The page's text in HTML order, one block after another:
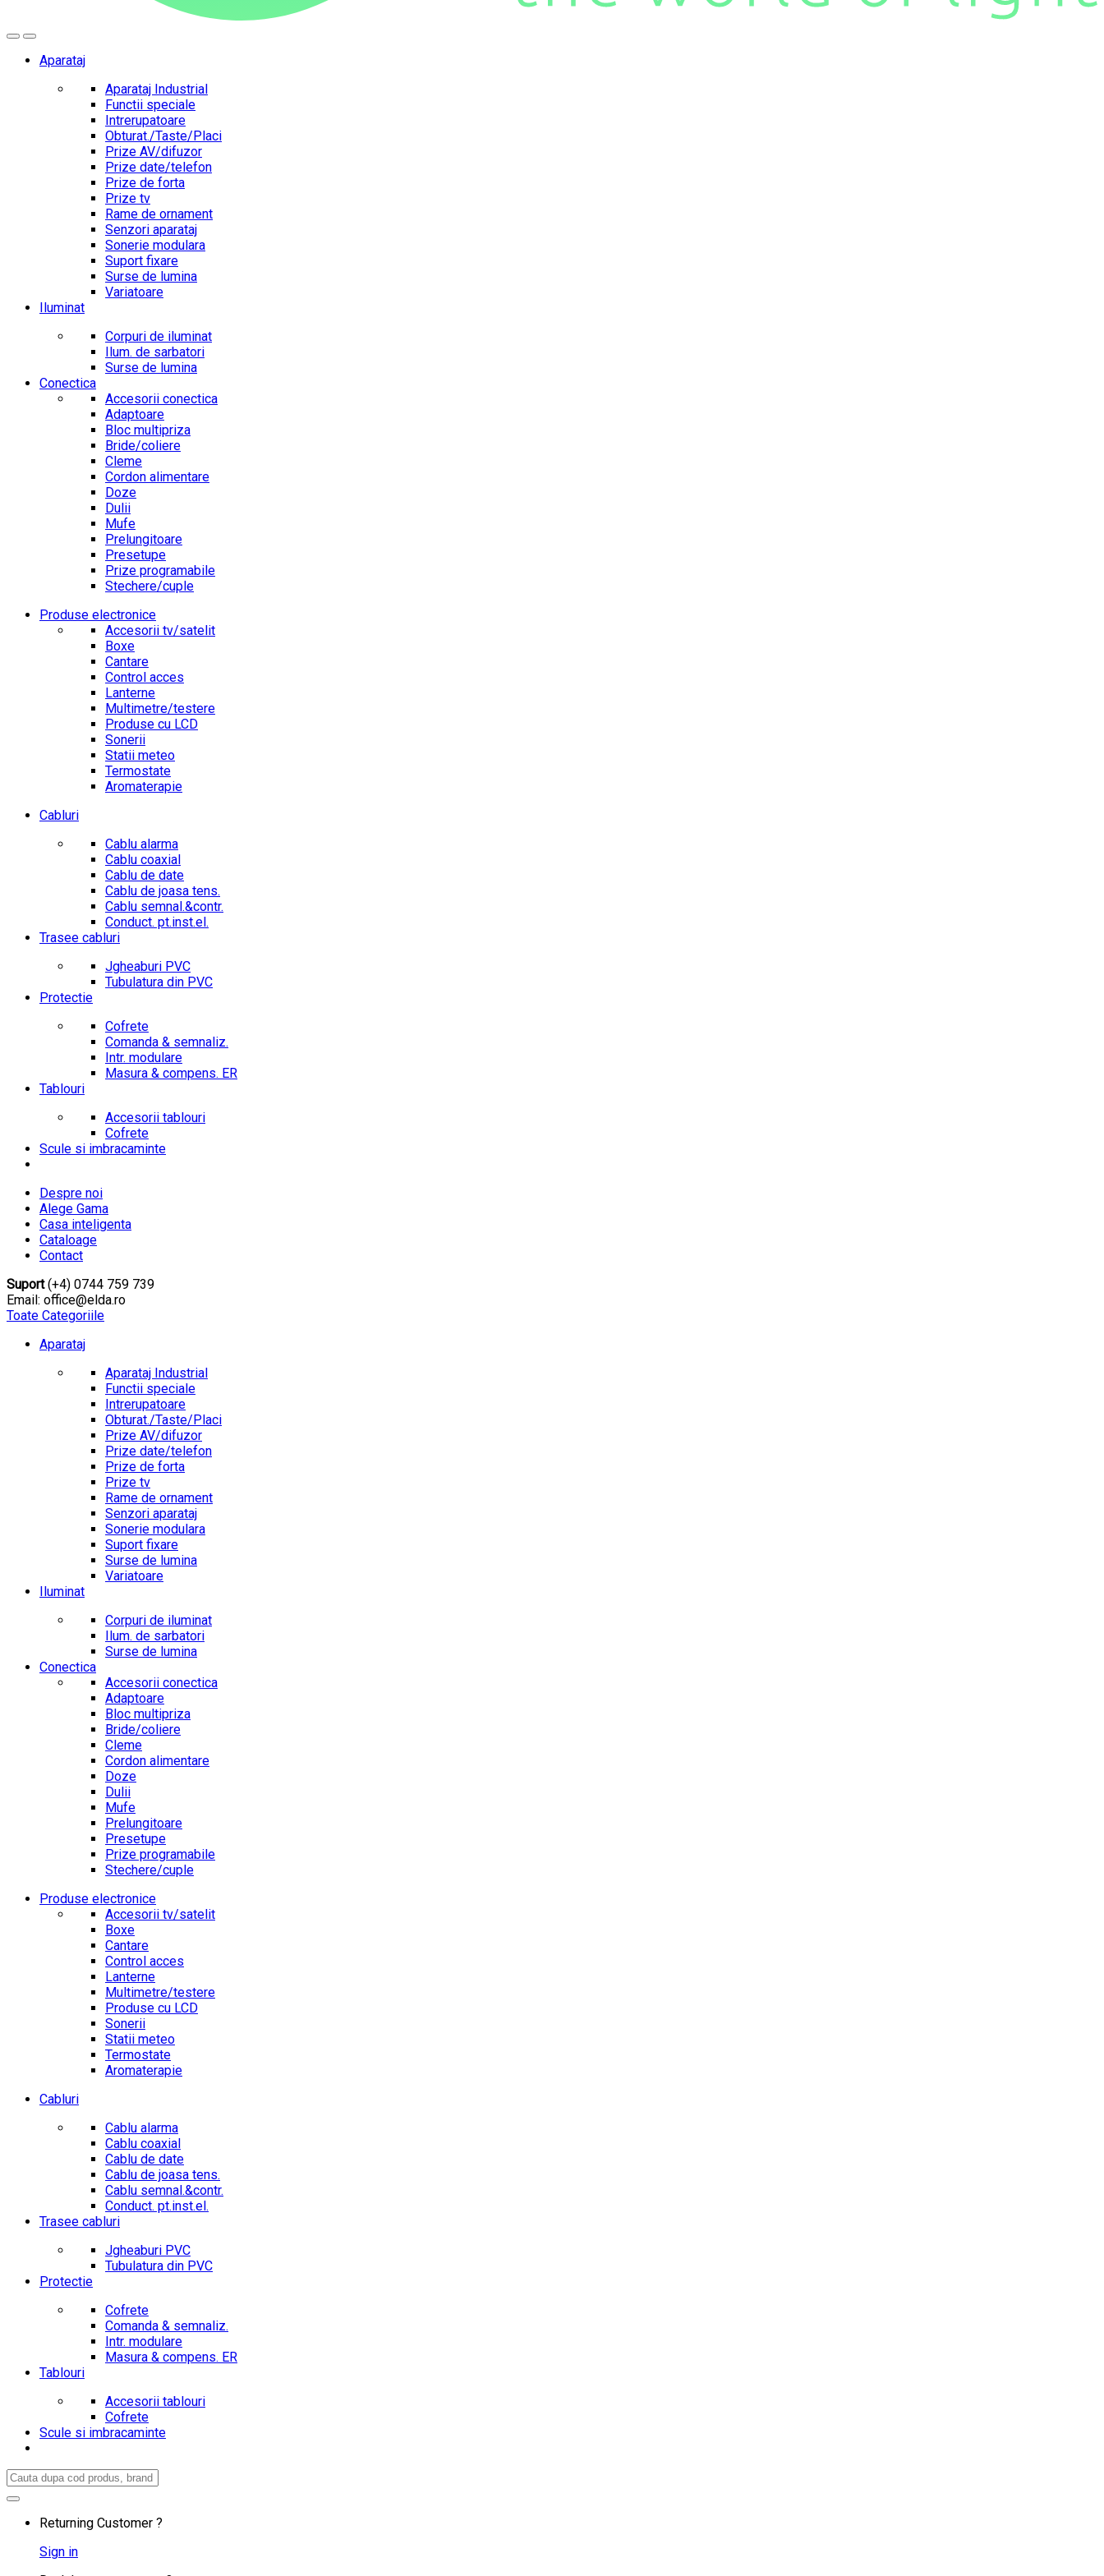
Aparataj
Aparataj Industrial
Functii speciale
Intrerupatoare
Obturat./Taste/Placi
Prize AV/difuzor
Prize date/telefon
Prize de forta
Prize tv
Rame de ornament
Senzori aparataj
Sonerie modulara
Suport fixare
Surse de lumina
Variatoare
Iluminat
Corpuri de iluminat
Ilum. de sarbatori
Surse de lumina
Conectica
Accesorii conectica
Adaptoare
Bloc multipriza
Bride/coliere
Cleme
Cordon alimentare
Doze
Dulii
Mufe
Prelungitoare
Presetupe
Prize programabile
Stechere/cuple
Produse electronice
Accesorii tv/satelit
Boxe
Cantare
Control acces
Lanterne
Multimetre/testere
Produse cu LCD
Sonerii
Statii meteo
Termostate
Aromaterapie
Cabluri
Cablu alarma
Cablu coaxial
Cablu de date
Cablu de joasa tens.
Cablu semnal.&contr.
Conduct. pt.inst.el.
Trasee cabluri
Jgheaburi PVC
Tubulatura din PVC
Protectie
Cofrete
Comanda & semnaliz.
Intr. modulare
Masura & compens. ER
Tablouri
Accesorii tablouri
Cofrete
Scule si imbracaminte
Despre noi
Alege Gama
Casa inteligenta
Cataloage
Contact
Suport(+4) 0744 759 739
Email: office@elda.ro
Toate Categoriile
Aparataj
Aparataj Industrial
Functii speciale
Intrerupatoare
Obturat./Taste/Placi
Prize AV/difuzor
Prize date/telefon
Prize de forta
Prize tv
Rame de ornament
Senzori aparataj
Sonerie modulara
Suport fixare
Surse de lumina
Variatoare
Iluminat
Corpuri de iluminat
Ilum. de sarbatori
Surse de lumina
Conectica
Accesorii conectica
Adaptoare
Bloc multipriza
Bride/coliere
Cleme
Cordon alimentare
Doze
Dulii
Mufe
Prelungitoare
Presetupe
Prize programabile
Stechere/cuple
Produse electronice
Accesorii tv/satelit
Boxe
Cantare
Control acces
Lanterne
Multimetre/testere
Produse cu LCD
Sonerii
Statii meteo
Termostate
Aromaterapie
Cabluri
Cablu alarma
Cablu coaxial
Cablu de date
Cablu de joasa tens.
Cablu semnal.&contr.
Conduct. pt.inst.el.
Trasee cabluri
Jgheaburi PVC
Tubulatura din PVC
Protectie
Cofrete
Comanda & semnaliz.
Intr. modulare
Masura & compens. ER
Tablouri
Accesorii tablouri
Cofrete
Scule si imbracaminte
Search
for:
Returning Customer ?
Sign in